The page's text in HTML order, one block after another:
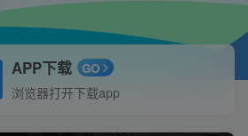
APP下载 GO
浏览器打开下载app